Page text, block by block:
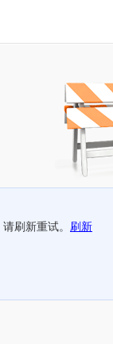
刷新重试。 刷新